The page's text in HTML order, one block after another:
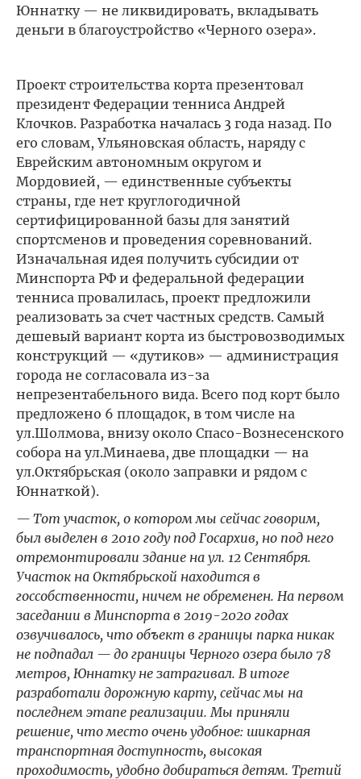
Юннатку — не ликвидировать, вкладывать
деньги в благоустройство «Черного озера».
Проект строительства корта презентовал
президент Федерации тенниса Андрей
Клочков. Разработка началась 3 года назад. По
его словам, Ульяновская область, наряду с
Еврейским автономным округом и
Мордовией, — единственные субъекты
страны, где нет круглогодичной
сертифицированной базы для занятий
спортсменов и проведения соревнований.
Изначальная идея получить субсидии от
Минспорта РФ и федеральной федерации
тенниса провалилась, проект предложили
реализовать за счет частных средств. Самый
дешевый вариант корта из быстровозводимых
конструкций — «дутиков» — администрация
города не согласовала из-за
непрезентабельного вида. Всего под корт было
предложено 6 площадок, в том числе на
ул.Шолмова, внизу около Спасо-Вознесенского
собора на ул.Минаева, две площадки — на
ул.Октябрьская (около заправки и рядом с
Юннаткой).
— Тот участок, о котором мы сейчас говорим,
был выделен в 2010 году под Госархив, но под него
отремонтировали здание на ул. 12 Сентября.
Участок на Октябрьской находится в
госсобственности, ничем не обременен. На первом
заседании в Минспорта в 2019-2020 годах
озвучивалось, что объект в границы парка никак
не подпадал — до границы Черного озера было 78
метров, Юннатку не затрагивал. В итоге
разработали дорожную карту, сейчас мы на
последнем этапе реализации. Мы приняли
решение, что место очень удобное: шикарная
транспортная доступность, высокая
проходимость, удобно добираться детям. Третий